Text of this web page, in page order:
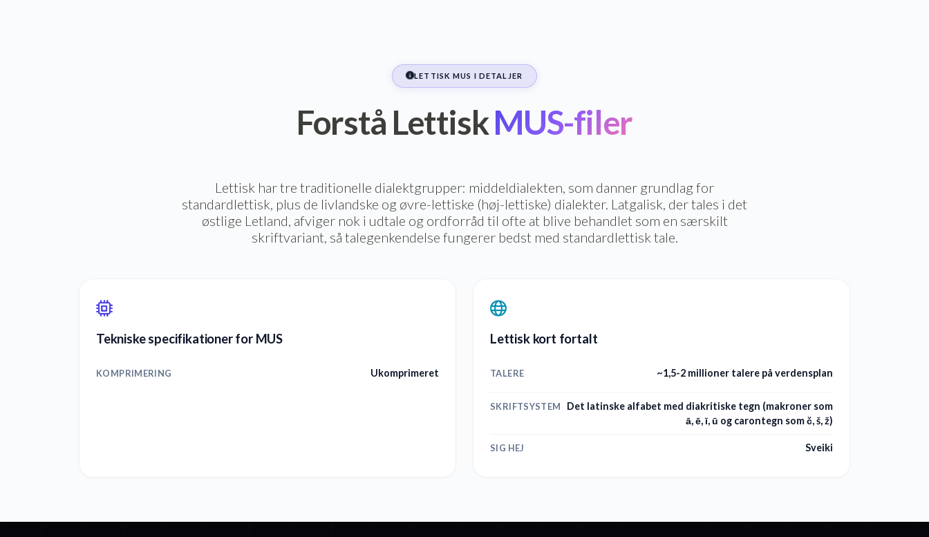
LETTISK MUS I DETALJER
Forstå LettiskMUS-filer
Lettisk har tre traditionelle dialektgrupper: middeldialekten, som danner grundlag for
standardlettisk, plus de livlandske og øvre-lettiske (høj-lettiske) dialekter. Latgalisk, der tales i det
østlige Letland, afviger nok i udtale og ordforråd til ofte at blive behandlet som en særskilt
skriftvariant, så talegenkendelse fungerer bedst med standardlettisk tale.
Tekniske specifikationer for MUS
KOMPRIMERING Ukomprimeret
Lettisk kort fortalt
TALERE ~1,5-2 millioner talere på verdensplan
SKRIFTSYSTEM
Det latinske alfabet med diakritiske tegn (makroner som
ā, ē, ī, ū og carontegn som č, š, ž)
SIG HEJ Sveiki